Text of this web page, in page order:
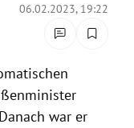
06.02.2023, 19:22
war er